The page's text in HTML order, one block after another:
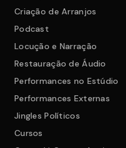
Criação de Arranjos
Podcast
Locução e Narração
Restauração de Áudio
Performances no Estúdio
Performances Externas
Jingles Políticos
Cursos